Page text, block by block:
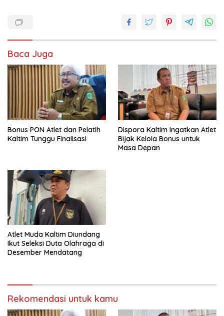
Baca Juga
Bonus PON Atlet dan Pelatih
Kaltim Tunggu Finalisasi
Dispora Kaltim Ingatkan Atlet
Bijak Kelola Bonus untuk
Masa Depan
Atlet Muda Kaltim Diundang
Ikut Seleksi Duta Olahraga di
Desember Mendatang
Rekomendasi untuk kamu